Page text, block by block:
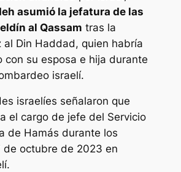
asumió la jefatura de las
al Qassam tras la
al Din Haddad, quien habría
con su esposa e hija durante
israelí.
israelíes señalaron que
el cargo de jefe del Servicio
de Hamás durante los
de octubre de 2023 en